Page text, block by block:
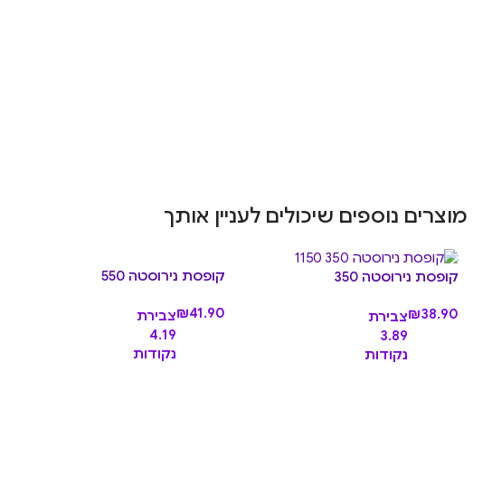
מוצרים נוספים שיכולים לעניין אותך
קופסת נירוסטה 350
₪38.90
צבירת
3.89
נקודות
קופסת נירוסטה 550
₪41.90
צבירת
4.19
נקודות